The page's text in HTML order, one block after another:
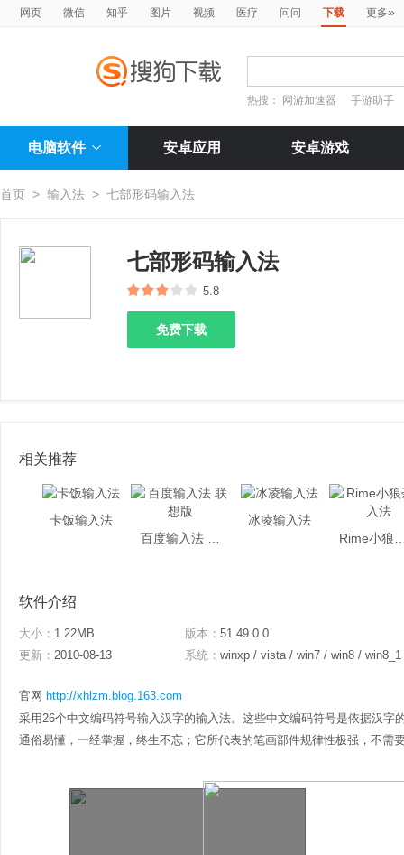
网页 微信 知乎 图片 视频 医疗 问问 下载 更多»
热搜： 网游加速器 手游助手
电脑软件 安卓应用 安卓游戏
首页 > 输入法 > 七部形码输入法
七部形码输入法
5.8
免费下载
相关推荐
卡饭输入法
冰凌输入法
软件介绍
大小： 1.22MB 版本： 51.49.0.0
更新： 2010-08-13 系统： winxp / vista / win7 / win8 / win8_1
官网 http://xhlzm.blog.163.com
采用26个中文编码符号输入汉字的输入法。这些中文编码符号是依据汉字
通俗易懂，一经掌握，终生不忘；它所代表的笔画部件规律性极强，不需